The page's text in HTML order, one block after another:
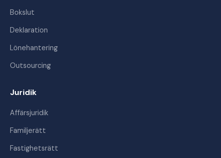
Bokslut
Deklaration
Lönehantering
Outsourcing
Juridik
Affärsjuridik
Familjerätt
Fastighetsrätt